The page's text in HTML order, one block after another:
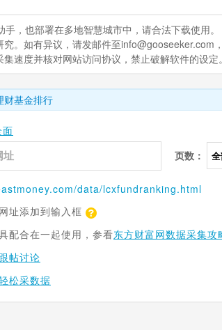
，也部署在多地智慧城市中，请合法下载使用。
。如有异议，请发邮件至info@gooseeker.com
速度并核对网站访问协议，禁止破解软件的设定。
财基金排行
页数：
/data/lcxfundranking.html
址添加到输入框
配合在一起使用，参看东方财富网数据采集攻
帖讨论
松采数据